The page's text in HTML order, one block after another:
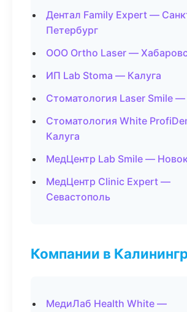
Дентал Family Expert —
Петербург
ООО Ortho Laser —
ИП Lab Stoma — Калуга
Стоматология Laser Smile
Стоматология White
Калуга
МедЦентр Lab Smile —
МедЦентр Clinic Expert —
Севастополь
Компании в
МедиЛаб Health White —